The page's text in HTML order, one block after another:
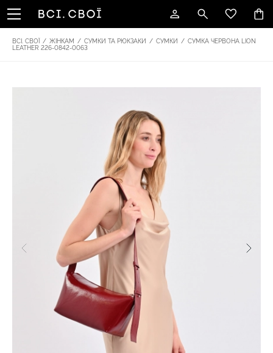
ВСІ. СВОЇ / ЖІНКАМ / СУМКИ ТА РЮКЗАКИ / СУМКИ / СУМКА ЧЕРВОНА LION
LEATHER 226-0842-0063